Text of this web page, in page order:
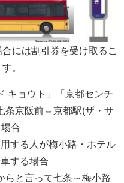
には割引券を受け取るこ
。
キョウト」「京都センチ
条京阪前⇔京都駅(ザ・サ
合
する人が梅小路・ホテル
する場合
らと言って七条～梅小路